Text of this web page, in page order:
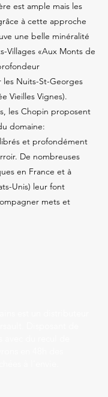
est ample mais les
à cette approche
une belle minéralité
Villages «Aux Monts de
Nuits-St-Georges
Vieilles Vignes).
les Chopin proposent
domaine:
et profondément
De nombreuses
en France et à
Unis) leur font
mets et